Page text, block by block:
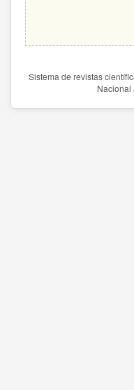
Sistema de revistas
Nacional